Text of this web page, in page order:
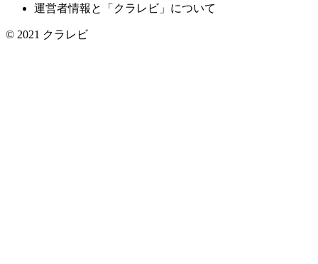
運営者情報と「クラレビ」について
© 2021 クラレビ